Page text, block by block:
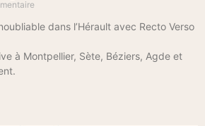
dans l’Hérault avec Recto Verso
à Montpellier, Sète, Béziers, Agde et